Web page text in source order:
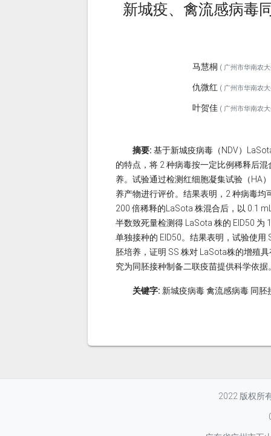
新城疫、禽流感病毒
马慧桐 ( 广州市华南农
仇微红 ( 广州市华南农
叶贺佳 ( 广州市华南农
摘要: 基于新城疫病毒（NDV）
的特点，将 2 种病毒按一定比例稀释后
养。试验通过检测红细胞凝集试验（HA
养产物进行评价。结果表明，2 种病毒均
200 倍稀释的LaSota 株混合后，以 0.1
半数致死量检测得 LaSota 株的 EID50 为
单独接种的 EID50。结果表明，试验使
胚培养，证明 SS 株对 LaSota株的增殖
究为同胚接种制备二联疫苗提供科学依据
关键字: 新城疫病毒 禽流感病毒 同胚
2022 版权所